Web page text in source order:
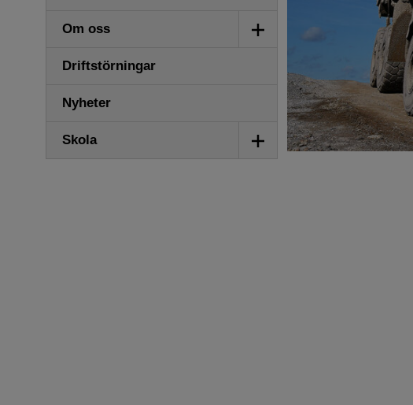
Om oss
Visa/dölj
Driftstörningar
Nyheter
Skola
Visa/dölj
undermeny